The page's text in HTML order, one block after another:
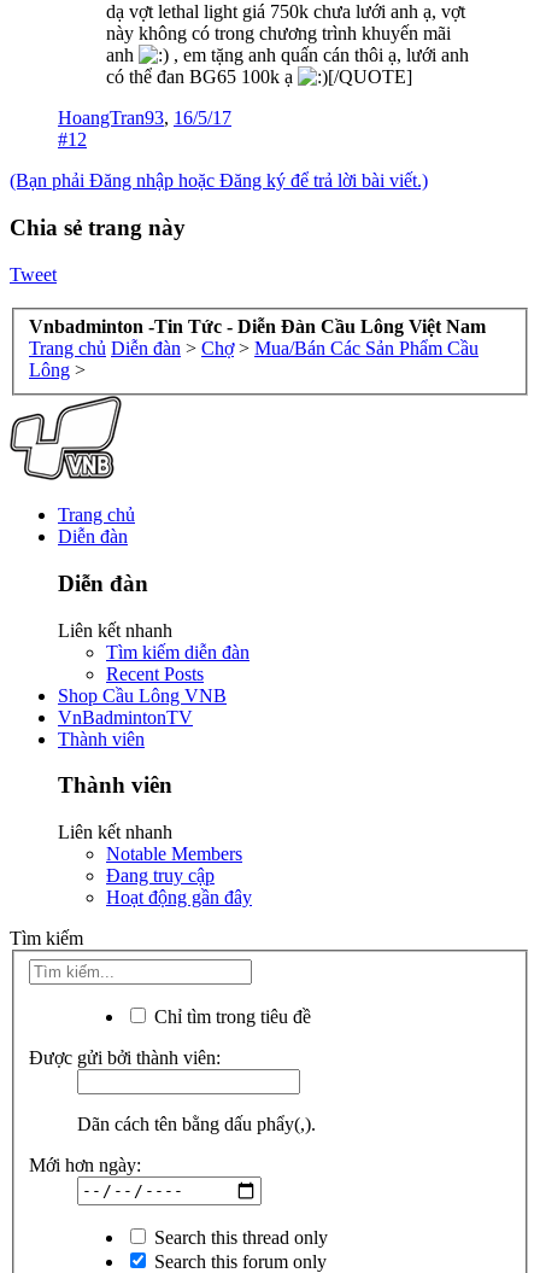
dạ vợt lethal light giá 750k chưa lưới anh ạ, vợt
này không có trong chương trình khuyến mãi
anh
, em tặng anh quấn cán thôi ạ, lưới anh
có thể đan BG65 100k ạ
[/QUOTE]
HoangTran93, 16/5/17
#12
(Bạn phải Đăng nhập hoặc Đăng ký để trả lời bài viết.)
Chia sẻ trang này
Tweet
Vnbadminton -Tin Tức - Diễn Đàn Cầu Lông Việt Nam
Trang chủ Diễn đàn > Chợ > Mua/Bán Các Sản Phẩm Cầu
Lông >
Trang chủ
Diễn đàn
Diễn đàn
Liên kết nhanh
Tìm kiếm diễn đàn
Recent Posts
Shop Cầu Lông VNB
VnBadmintonTV
Thành viên
Thành viên
Liên kết nhanh
Notable Members
Đang truy cập
Hoạt động gần đây
Tìm kiếm
Chỉ tìm trong tiêu đề
Được gửi bởi thành viên:
Dãn cách tên bằng dấu phẩy(,).
Mới hơn ngày:
Search this thread only
Search this forum only